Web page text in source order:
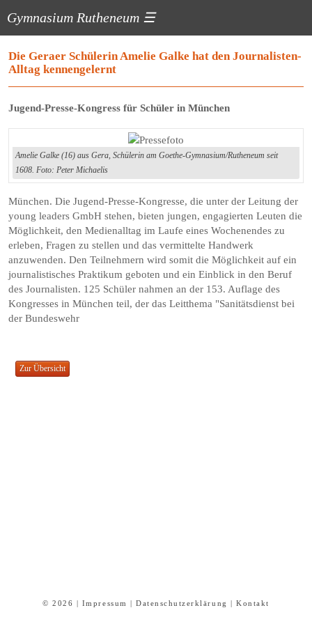
Gymnasium Rutheneum ☰
Die Geraer Schülerin Amelie Galke hat den Journalisten-
Alltag kennengelernt
Jugend-Presse-Kongress für Schüler in München
Amelie Galke (16) aus Gera, Schülerin am Goethe-Gymnasium/Rutheneum seit
1608. Foto: Peter Michaelis
München. Die Jugend-Presse-Kongresse, die unter der Leitung der
young leaders GmbH stehen, bieten jungen, engagierten Leuten die
Möglichkeit, den Medienalltag im Laufe eines Wochenendes zu
erleben, Fragen zu stellen und das vermittelte Handwerk
anzuwenden. Den Teilnehmern wird somit die Möglichkeit auf ein
journalistisches Praktikum geboten und ein Einblick in den Beruf
des Journalisten. 125 Schüler nahmen an der 153. Auflage des
Kongresses in München teil, der das Leitthema "Sanitätsdienst bei
der Bundeswehr
© 2026 | Impressum |Datenschutzerklärung |Kontakt